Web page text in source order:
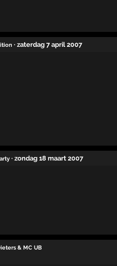
· zaterdag 7 april 2007
· zondag 18 maart 2007
& MC UB